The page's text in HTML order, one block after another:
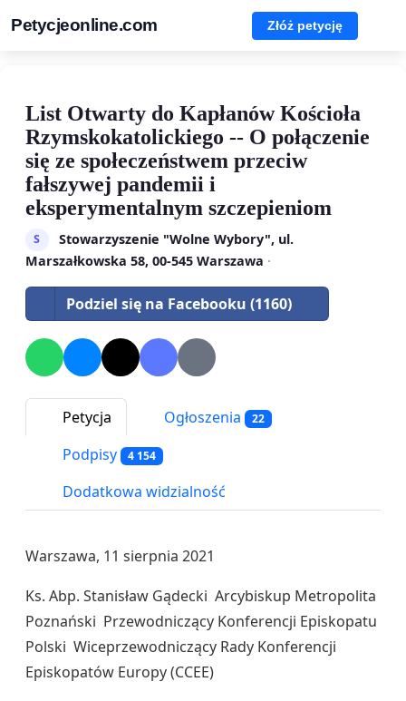
Petycjeonline.com Złóż petycję
List Otwarty do Kapłanów Kościoła
Rzymskokatolickiego -- O połączenie
się ze społeczeństwem przeciw
fałszywej pandemii i
eksperymentalnym szczepieniom
S
Stowarzyszenie "Wolne Wybory", ul.
Marszałkowska 58, 00-545 Warszawa ·
Podziel się na Facebooku (1160)
Petycja Ogłoszenia 22
Podpisy 4 154
Dodatkowa widzialność
Warszawa, 11 sierpnia 2021
Ks. Abp. Stanisław Gądecki Arcybiskup Metropolita
Poznański Przewodniczący Konferencji Episkopatu
Polski Wiceprzewodniczący Rady Konferencji
Episkopatów Europy (CCEE)